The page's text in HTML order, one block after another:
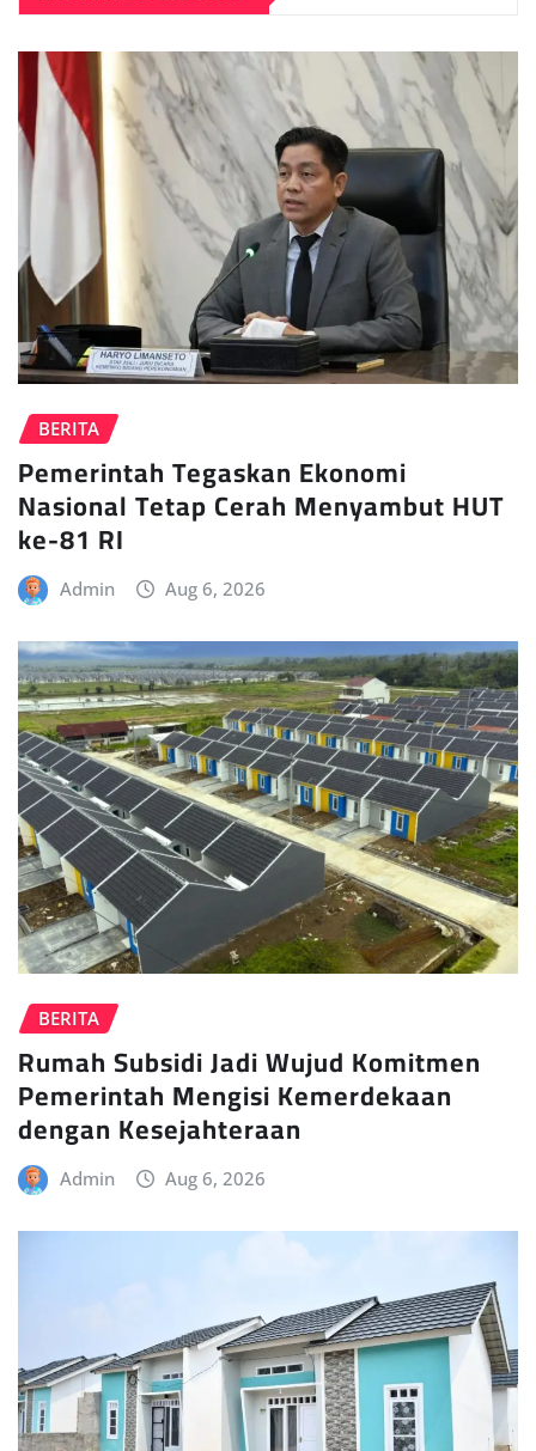
BERITA
Pemerintah Tegaskan Ekonomi
Nasional Tetap Cerah Menyambut HUT
ke-81 RI
Admin Aug 6, 2026
BERITA
Rumah Subsidi Jadi Wujud Komitmen
Pemerintah Mengisi Kemerdekaan
dengan Kesejahteraan
Admin Aug 6, 2026